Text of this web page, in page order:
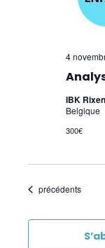
4
IBK
Belgique
300€
Évènements
précédents